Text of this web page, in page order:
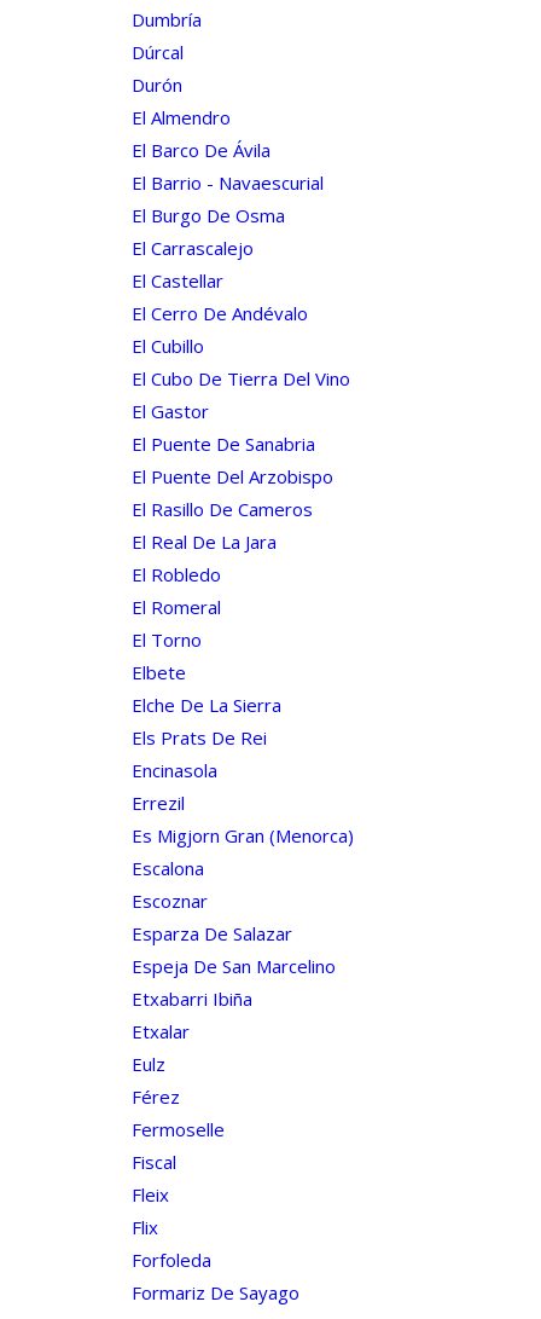
Dumbría
Dúrcal
Durón
El Almendro
El Barco De Ávila
El Barrio - Navaescurial
El Burgo De Osma
El Carrascalejo
El Castellar
El Cerro De Andévalo
El Cubillo
El Cubo De Tierra Del Vino
El Gastor
El Puente De Sanabria
El Puente Del Arzobispo
El Rasillo De Cameros
El Real De La Jara
El Robledo
El Romeral
El Torno
Elbete
Elche De La Sierra
Els Prats De Rei
Encinasola
Errezil
Es Migjorn Gran (menorca)
Escalona
Escoznar
Esparza De Salazar
Espeja De San Marcelino
Etxabarri Ibiña
Etxalar
Eulz
Férez
Fermoselle
Fiscal
Fleix
Flix
Forfoleda
Formariz De Sayago